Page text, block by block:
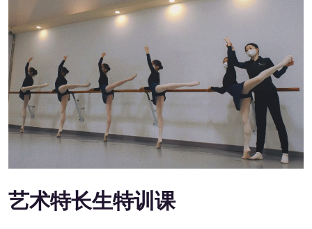
艺术特长生特训课